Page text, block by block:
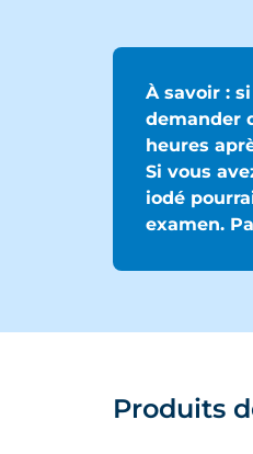
À savoir :
demander
heures
Si vous
iodé
examen.
Produits